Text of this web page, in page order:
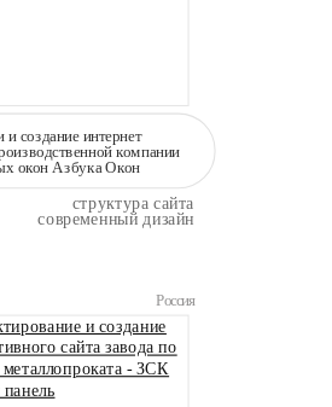
и создание интернет
компании
окон Азбука Окон
структура сайта
современный дизайн
Россия